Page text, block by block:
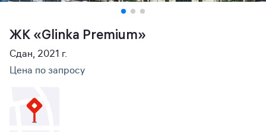
ЖК «Glinka Premium»
Сдан, 2021 г.
Цена по запросу